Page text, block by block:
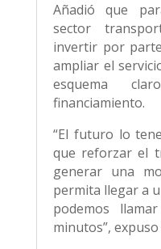
Añadió que
sector
invertir por
ampliar el
esquema
financiamiento.
“El futuro lo
que reforzar el
generar una
permita llegar a
podemos
minutos”,